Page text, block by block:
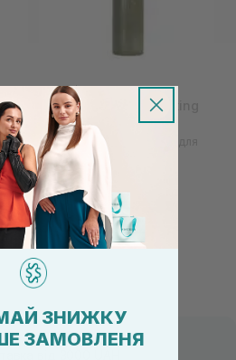
NEEDLY|NEEDLY CICACHID
NEEDLY Cicachid Relaxing
Mist 100 мл
Заспокійливий тонер-міст для
обличчя
750₴
ЗНИЖКУ
ЗАМОВЛЕНЯ